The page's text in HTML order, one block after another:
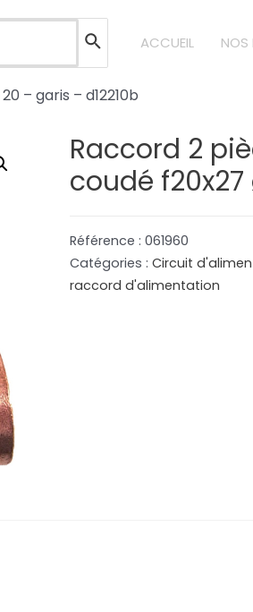
ACCUEIL NOS
– garis – d12210b
Raccord 2
coudé f20x27
Référence :061960
Catégories :Circuit
raccord d'alimentation